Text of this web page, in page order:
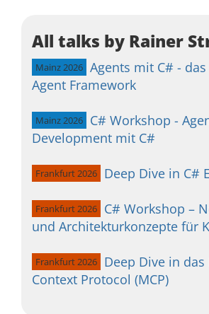
All talks by Rainer
Mainz 2026 Agents mit C# -
Agent Framework
Mainz 2026
C# Workshop -
Development mit C#
Frankfurt 2026 Deep Dive in C#
Frankfurt 2026
C# Workshop –
und Architekturkonzepte für
Frankfurt 2026
Deep Dive in das
Context Protocol (MCP)